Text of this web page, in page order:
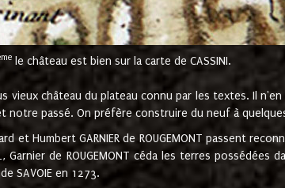
le château est bien sur la carte de CASSINI.
vieux château du plateau connu par les textes. Il
notre passé. On préfère construire du neuf à
et Humbert GARNIER de ROUGEMONT passent
Garnier de ROUGEMONT céda les terres possédées
SAVOIE en 1273.